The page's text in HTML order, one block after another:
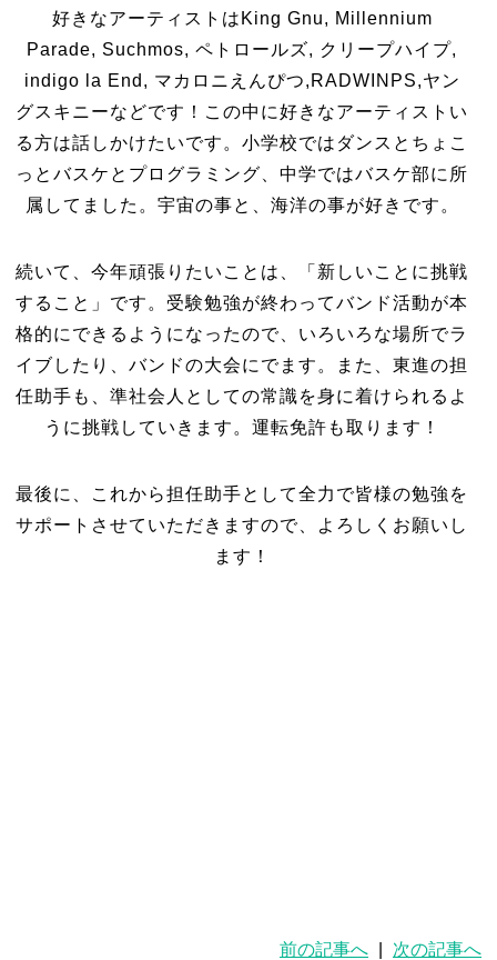
好きなアーティストはKing Gnu, Millennium
Parade, Suchmos, ペトロールズ, クリープハイプ,
indigo la End, マカロニえんぴつ,RADWINPS,ヤン
グスキニーなどです！この中に好きなアーティストい
る方は話しかけたいです。小学校ではダンスとちょこ
っとバスケとプログラミング、中学ではバスケ部に所
属してました。宇宙の事と、海洋の事が好きです。
続いて、今年頑張りたいことは、「新しいことに挑戦
すること」です。受験勉強が終わってバンド活動が本
格的にできるようになったので、いろいろな場所でラ
イブしたり、バンドの大会にでます。また、東進の担
任助手も、準社会人としての常識を身に着けられるよ
うに挑戦していきます。運転免許も取ります！
最後に、これから担任助手として全力で皆様の勉強を
サポートさせていただきますので、よろしくお願いし
ます！
前の記事へ 次の記事へ